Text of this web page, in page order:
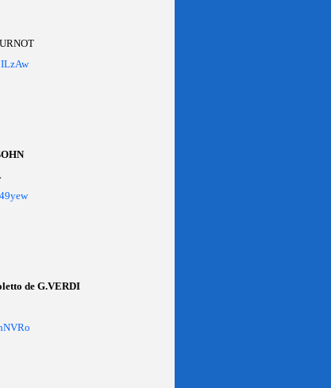
de G.VERDI